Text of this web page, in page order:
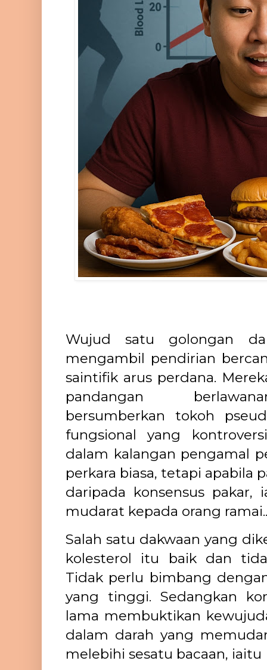
Wujud satu golongan
mengambil pendirian
saintifik arus perdana.
pandangan
bersumberkan tokoh
fungsional yang
dalam kalangan pengamal
perkara biasa, tetapi apabila
daripada konsensus pakar,
mudarat kepada orang ramai..
Salah satu dakwaan yang
kolesterol itu baik dan
Tidak perlu bimbang
yang tinggi. Sedangkan
lama membuktikan
dalam darah yang
melebihi sesatu bacaan, iaitu